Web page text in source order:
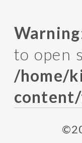
Warning
to open
/home/